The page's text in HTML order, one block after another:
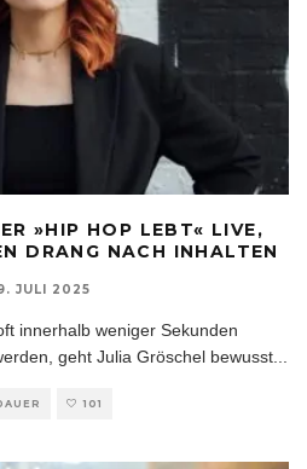
»HIP HOP LEBT« LIVE,
DRANG NACH INHALTEN
JULI 2025
innerhalb weniger Sekunden
geht Julia Gröschel bewusst...
101